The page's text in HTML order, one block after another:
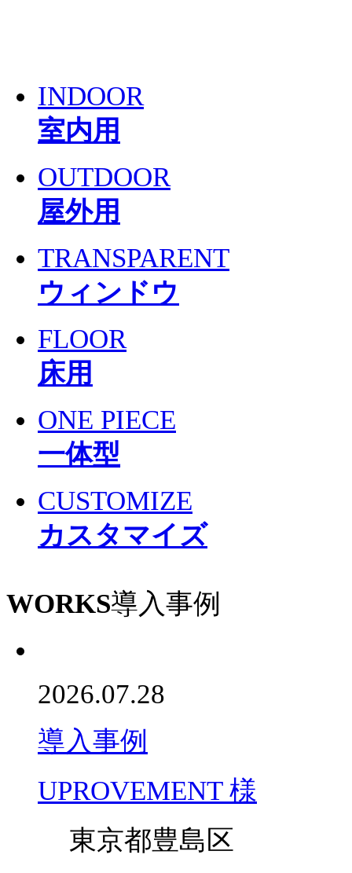
INDOOR
室内用
OUTDOOR
屋外用
TRANSPARENT
ウィンドウ
FLOOR
床用
ONE PIECE
一体型
CUSTOMIZE
カスタマイズ
WORKS導入事例
2026.07.28
導入事例
UPROVEMENT 様
東京都豊島区